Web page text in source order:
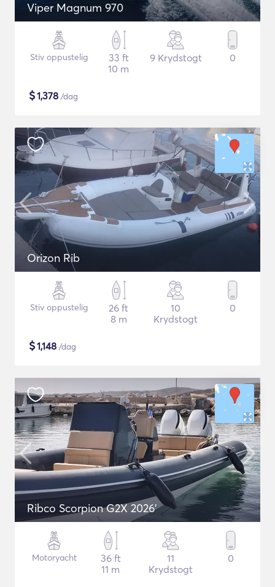
Viper Magnum 970
Stiv oppustelig
33 ft
10 m
9 Krydstogt 0
$1,378 /dag
Orizon Rib
Stiv oppustelig
26 ft
8 m
10
Krydstogt
0
$1,148 /dag
Ribco Scorpion G2X 2026'
Motoryacht
36 ft
11 m
11
Krydstogt
0